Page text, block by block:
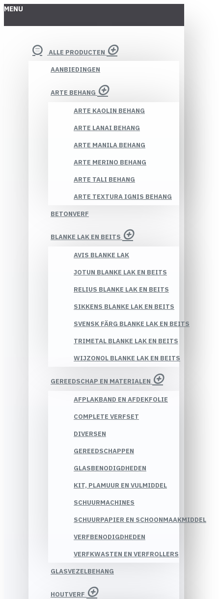
MENU
ALLE PRODUCTEN
AANBIEDINGEN
ARTE BEHANG
ARTE KAOLIN BEHANG
ARTE LANAI BEHANG
ARTE MANILA BEHANG
ARTE MERINO BEHANG
ARTE TALI BEHANG
ARTE TEXTURA IGNIS BEHANG
BETONVERF
BLANKE LAK EN BEITS
AVIS BLANKE LAK
JOTUN BLANKE LAK EN BEITS
RELIUS BLANKE LAK EN BEITS
SIKKENS BLANKE LAK EN BEITS
SVENSK FÄRG BLANKE LAK EN BEITS
TRIMETAL BLANKE LAK EN BEITS
WIJZONOL BLANKE LAK EN BEITS
GEREEDSCHAP EN MATERIALEN
AFPLAKBAND EN AFDEKFOLIE
COMPLETE VERFSET
DIVERSEN
GEREEDSCHAPPEN
GLASBENODIGDHEDEN
KIT, PLAMUUR EN VULMIDDEL
SCHUURMACHINES
SCHUURPAPIER EN SCHOONMAAKMIDDEL
VERFBENODIGDHEDEN
VERFKWASTEN EN VERFROLLERS
GLASVEZELBEHANG
HOUTVERF